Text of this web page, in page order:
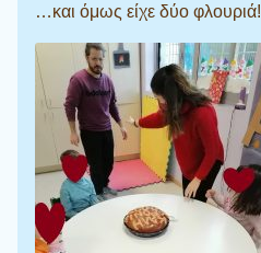
…και όμως είχε δύο φλουριά!